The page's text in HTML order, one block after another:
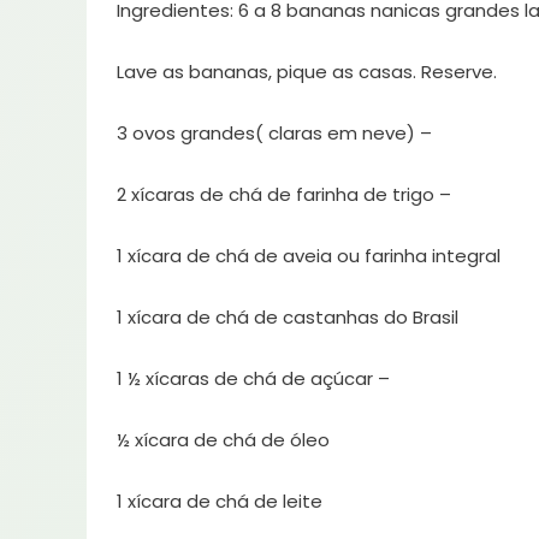
Ingredientes: 6 a 8 bananas nanicas grandes
Lave as bananas, pique as casas. Reserve.
3 ovos grandes( claras em neve) –
2 xícaras de chá de farinha de trigo –
1 xícara de chá de aveia ou farinha integral
1 xícara de chá de castanhas do Brasil
1 ½ xícaras de chá de açúcar –
½ xícara de chá de óleo
1 xícara de chá de leite